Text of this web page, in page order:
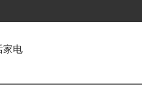
家电